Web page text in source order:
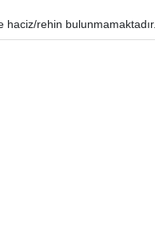
haciz/rehin bulunmamaktadır.